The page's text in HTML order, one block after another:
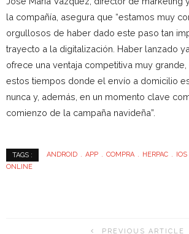
la compañía, asegura que “estamos muy
orgullosos de haber dado este paso tan
trayecto a la digitalización. Haber lanzado
ofrece una ventaja competitiva muy
estos tiempos donde el envío a domicilio
nunca y, además, en un momento clave
comienzo de la campaña navideña”.
TAGS : ANDROID APP COMPRA HERPAC IOS
ONLINE
PREVIOUS ARTICLE